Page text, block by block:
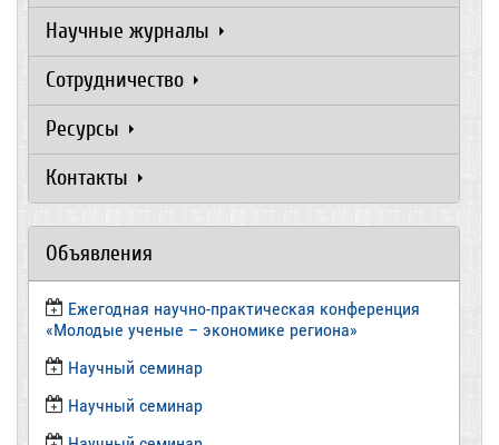
Научные журналы
Сотрудничество
Ресурсы
Контакты
Объявления
Ежегодная научно-практическая конференция
«Молодые ученые – экономике региона»
​Научный семинар
​Научный семинар